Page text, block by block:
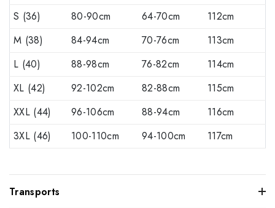
S (36)
80-90cm 64-70cm
112cm
M (38)
84-94cm 70-76cm
113cm
L (40)
88-98cm 76-82cm
114cm
XL (42)
92-102cm 82-88cm
115cm
XXL (44)
96-106cm 88-94cm
116cm
3XL (46)
100-110cm 94-100cm 117cm
Transports